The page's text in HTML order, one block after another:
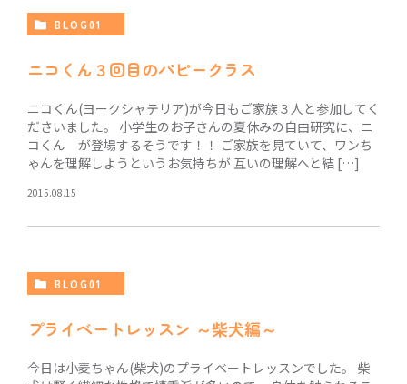
BLOG01
ニコくん３回目のパピークラス
ニコくん(ヨークシャテリア)が今日もご家族３人と参加してく
ださいました。 小学生のお子さんの夏休みの自由研究に、ニ
コくん が登場するそうです！！ ご家族を見ていて、ワンち
ゃんを理解しようというお気持ちが 互いの理解へと結 […]
2015.08.15
BLOG01
プライベートレッスン ～柴犬編～
今日は小麦ちゃん(柴犬)のプライベートレッスンでした。 柴